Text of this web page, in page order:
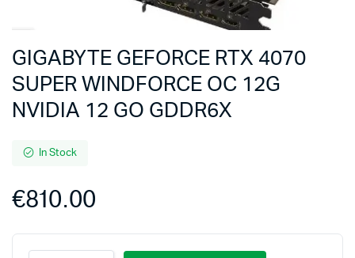
GIGABYTE GEFORCE RTX 4070
SUPER WINDFORCE OC 12G
NVIDIA 12 GO GDDR6X
In Stock
€810.00